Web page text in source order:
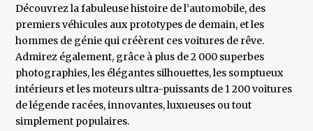
Découvrez la fabuleuse histoire de l’automobile, des
premiers véhicules aux prototypes de demain, et les
hommes de génie qui créèrent ces voitures de rêve.
Admirez également, grâce à plus de 2 000 superbes
photographies, les élégantes silhouettes, les somptueux
intérieurs et les moteurs ultra-puissants de 1 200 voitures
de légende racées, innovantes, luxueuses ou tout
simplement populaires.